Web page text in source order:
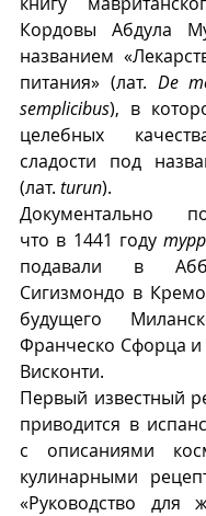
Кордовы Абдула
названием
питания» (лат. De
semplicibus), в
целебных
сладости под
(лат. turun).
Документально
что в 1441 году
подавали в
Сигизмондо в
будущего
Франческо Сфорца
Висконти.
Первый известный
приводится в
с описаниями
кулинарными